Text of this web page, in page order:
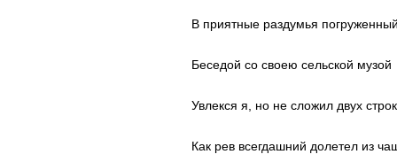
В приятные раздумья
Беседой со своею сельской музой
Увлекся я, но не сложил двух
Как рев всегдашний долетел из